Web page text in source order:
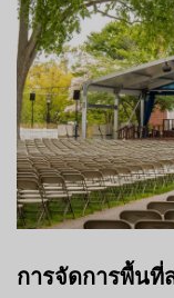
การจัดการพื้นที่